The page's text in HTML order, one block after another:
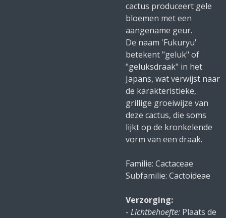
cactus produceert gele
bloemen met een
aangename geur.
De naam 'Fukuryu'
betekent "geluk" of
"geluksdraak" in het
Japans, wat verwijst naar
de karakteristieke,
grillige groeiwijze van
deze cactus, die soms
lijkt op de kronkelende
vorm van een draak.
Familie: Cactaceae
Subfamilie: Cactoideae
Verzorging:
- Lichtbehoefte: Plaats de